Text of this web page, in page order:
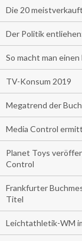
Die 20
Der Politik
So macht man
TV-Konsum 2019
Megatrend der
Media Control
Planet Toys
Control
Frankfurter
Titel
Leichtathletik-WM